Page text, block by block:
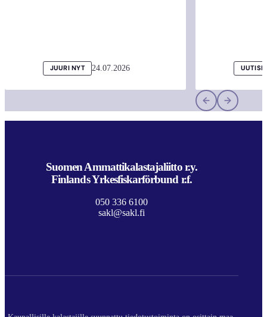
JUURI NYT 24.07.2026
Suomen Ammattikalastajaliitto r.y.
Finlands Yrkesfiskarförbund r.f.
050 336 6100
sakl@sakl.fi